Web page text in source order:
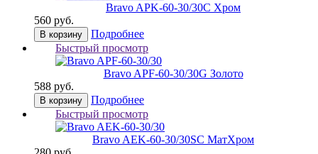
Bravo AРK-60-30/30C Хром
560 руб.
В корзину
Подробнее
Быстрый просмотр
Bravo AРF-60-30/30G Золото
588 руб.
В корзину
Подробнее
Быстрый просмотр
Bravo AЕK-60-30/30SC МатХром